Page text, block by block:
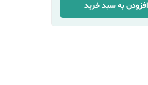
افزودن به سبد خرید